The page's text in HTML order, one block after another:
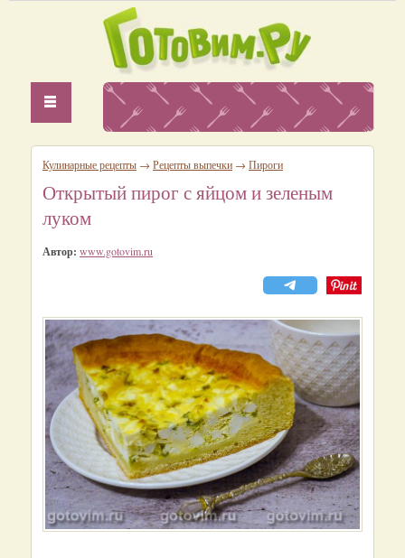
Кулинарные рецепты → Рецепты выпечки → Пироги
Открытый пирог с яйцом и зеленым
луком
Автор: www.gotovim.ru